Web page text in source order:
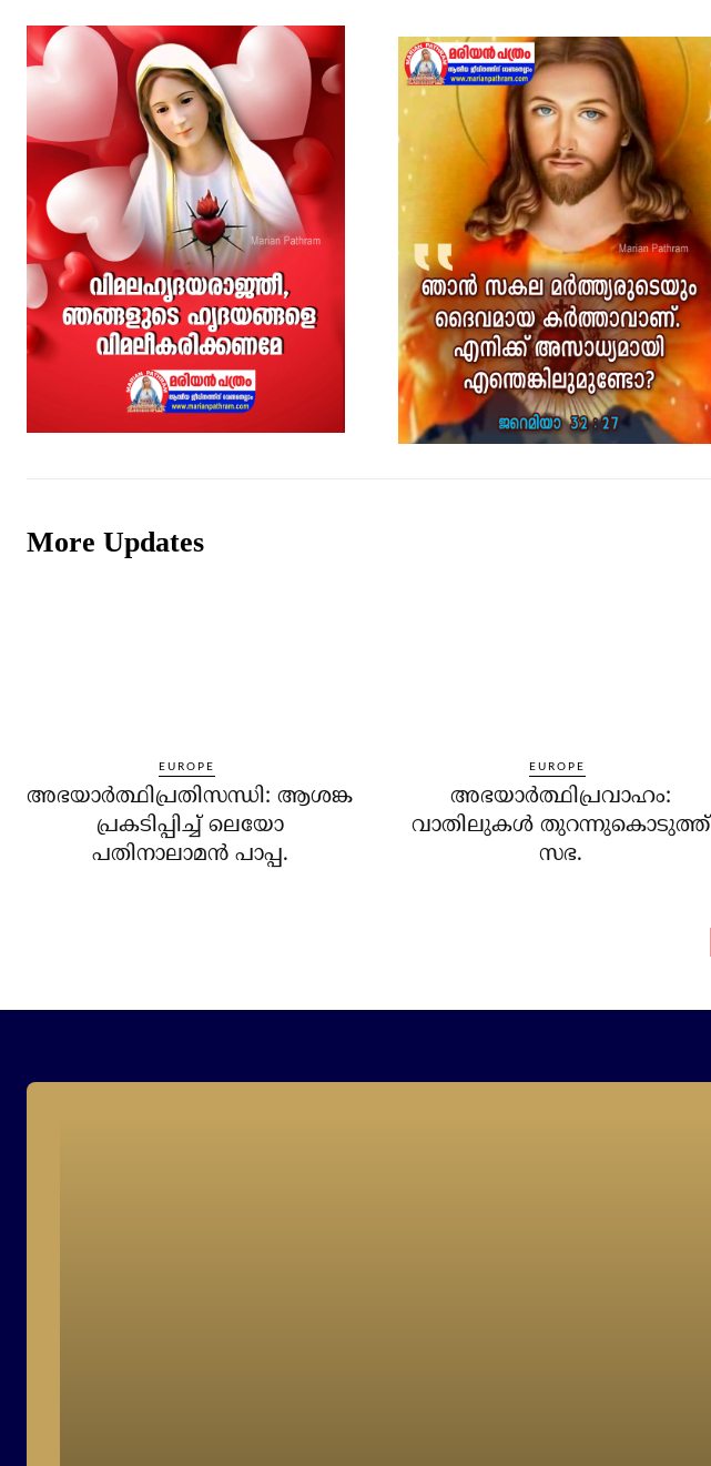
More Updates
EUROPE
അഭയാര്‍ത്ഥിപ്രതിസന്ധി: ആശങ്ക
പ്രകടിപ്പിച്ച് ലെയോ
പതിനാലാമന്‍ പാപ്പ.
EUROPE
അഭയാര്‍ത്ഥിപ്രവാഹം:
വാതിലുകള്‍ തുറന്നുകൊടുത്ത്
സഭ.